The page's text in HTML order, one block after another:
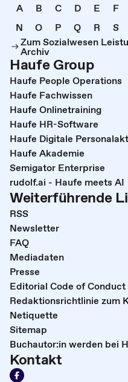
A B C D E F
N
O P Q R S
Zum Sozialwesen
Archiv
Haufe Group
Haufe People Operations
Haufe Fachwissen
Haufe Onlinetraining
Haufe HR-Software
Haufe Digitale
Haufe Akademie
Semigator Enterprise
rudolf.ai - Haufe meets AI
Weiterführende
RSS
Newsletter
FAQ
Mediadaten
Presse
Editorial Code of Conduct
Redaktionsrichtlinie zum
Netiquette
Sitemap
Buchautor:in werden bei
Kontakt